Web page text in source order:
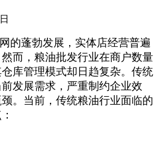
的蓬勃发展，实体店经营普遍
而，粮油批发行业在商户数量
库管理模式却日趋复杂。传统
发展需求，严重制约企业效
。当前，传统粮油行业面临的